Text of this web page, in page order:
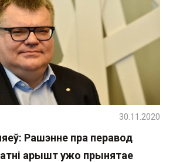
Рашэнне пра перавод
арышт ужо прынятае
30.11.2020